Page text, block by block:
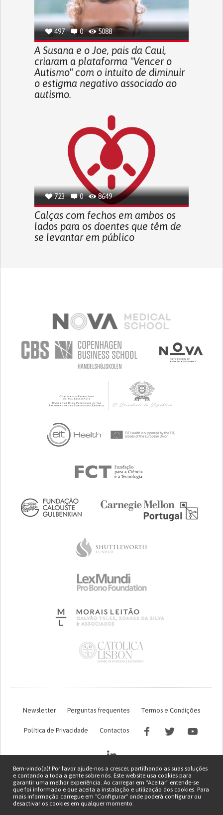
497 0 5088
A Susana e o Joe, pais da Caui,
criaram a plataforma "Vencer o
Autismo" com o intuito de diminuir
o estigma negativo associado ao
autismo.
723 0 8649
Calças com fechos em ambos os
lados para os doentes que têm de
se levantar em público
Newsletter Perguntas frequentes Termos e Condições
Política de Privacidade Contactos
Bem-vindo(a)! Por favor ajude-nos a crescer, partilhando as suas soluções
e contando a toda a gente sobre nós. Este website usa cookies para
garantir uma melhor experiência. Ao carregar em "Aceitar" entende-se
que foi informado e que aceita a instalação e utilização dos cookies. Para
mais informação carregue em "Configurar" onde poderá configurar ou
desactivar os cookies em qualquer momento.